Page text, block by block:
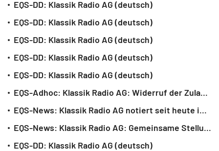
EQS-DD: Klassik Radio AG (deutsch)
EQS-DD: Klassik Radio AG (deutsch)
EQS-DD: Klassik Radio AG (deutsch)
EQS-DD: Klassik Radio AG (deutsch)
EQS-DD: Klassik Radio AG (deutsch)
EQS-Adhoc: Klassik Radio AG: Widerruf der Zulassung der Aktien zum Regulierten Markt der Frankfurter Wertpapierbörse (deutsch)
EQS-News: Klassik Radio AG notiert seit heute im m:access der Börse München (deutsch)
EQS-News: Klassik Radio AG: Gemeinsame Stellungnahme des Vorstands und Aufsichtsrats zum öffentlichen Delisting-Erwerbsangebot der UK Media Invest GmbH veröffentlicht (deutsch)
EQS-DD: Klassik Radio AG (deutsch)